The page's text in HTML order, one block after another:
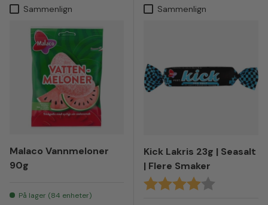
Sammenlign
Malaco Vannmeloner
90g
På lager (84 enheter)
Sammenlign
Kick Lakris 23g | Seasalt
| Flere Smaker
Karakter: